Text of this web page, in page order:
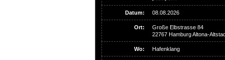
Datum: 08.08.2026
Ort:
Große Elbstrasse 84
22767 Hamburg Altona-
Wo: Hafenklang